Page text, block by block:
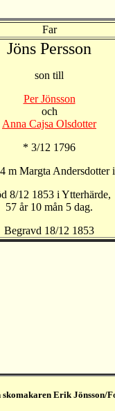
Far
Jöns Persson
son till
Per Jönsson
och
Anna Cajsa Olsdotter
* 3/12 1796
m Margta Andersdotter
8/12 1853 i Ytterhärde,
57 år 10 mån 5 dag.
Begravd 18/12 1853
skomakaren Erik